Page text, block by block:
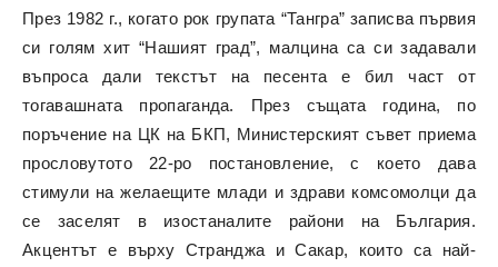
През 1982 г., когато рок групата “Тангра” записва първия
си голям хит “Нашият град”, малцина са си задавали
въпроса дали текстът на песента е бил част от
тогавашната пропаганда. През същата година, по
поръчение на ЦК на БКП, Министерският съвет приема
прословутото 22-ро постановление, с което дава
стимули на желаещите млади и здрави комсомолци да
се заселят в изостаналите райони на България.
Акцентът е върху Странджа и Сакар, които са най-